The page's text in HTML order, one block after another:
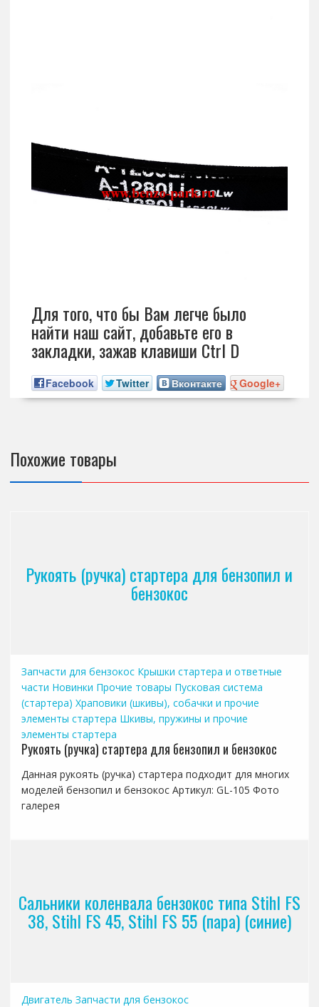
Для того, что бы Вам легче было
найти наш сайт, добавьте его в
закладки, зажав клавиши Ctrl D
Facebook Twitter Вконтакте Google+
Похожие товары
Рукоять (ручка) стартера для бензопил и
бензокос
Запчасти для бензокос Крышки стартера и ответные
части Новинки Прочие товары Пусковая система
(стартера) Храповики (шкивы), собачки и прочие
элементы стартера Шкивы, пружины и прочие
элементы стартера
Рукоять (ручка) стартера для бензопил и бензокос
Данная рукоять (ручка) стартера подходит для многих
моделей бензопил и бензокос Артикул: GL-105 Фото
галерея
Сальники коленвала бензокос типа Stihl FS
38, Stihl FS 45, Stihl FS 55 (пара) (синие)
Двигатель Запчасти для бензокос